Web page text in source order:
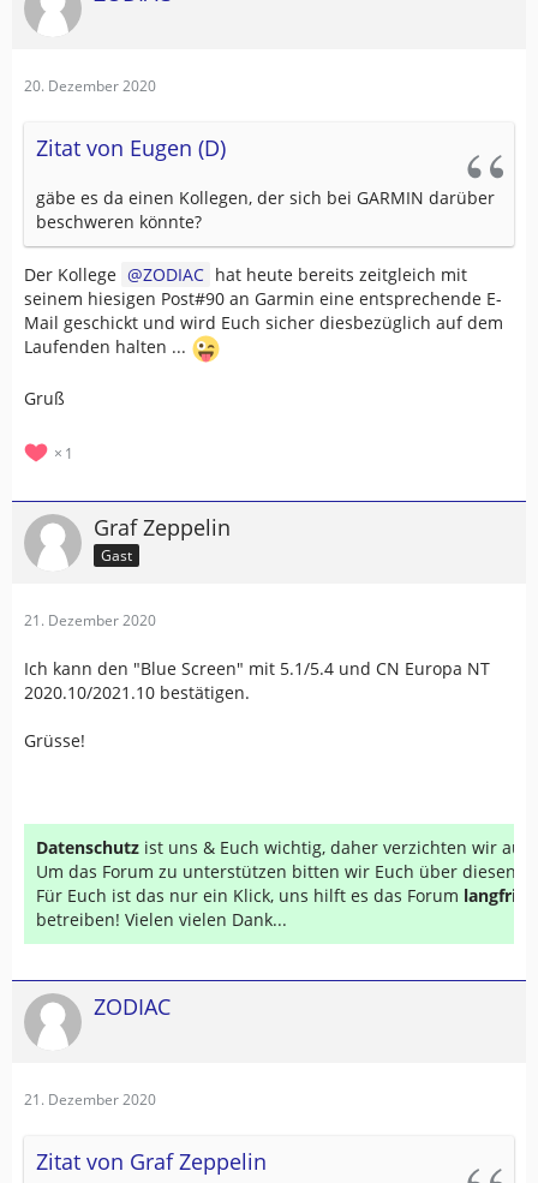
20. Dezember 2020
Zitat von Eugen (D)
gäbe es da einen Kollegen, der sich bei GARMIN darüber
beschweren könnte?
Der Kollege ZODIAC hat heute bereits zeitgleich mit
seinem hiesigen Post#90 an Garmin eine entsprechende E-
Mail geschickt und wird Euch sicher diesbezüglich auf dem
Laufenden halten ...
Gruß
1
Graf Zeppelin
Gast
21. Dezember 2020
Ich kann den "Blue Screen" mit 5.1/5.4 und CN Europa NT
2020.10/2021.10 bestätigen.
Grüsse!
Datenschutz ist uns & Euch wichtig, daher verzichten wir auf
Um das Forum zu unterstützen bitten wir Euch über diesen
Für Euch ist das nur ein Klick, uns hilft es das Forum
betreiben! Vielen vielen Dank...
ZODIAC
21. Dezember 2020
Zitat von Graf Zeppelin